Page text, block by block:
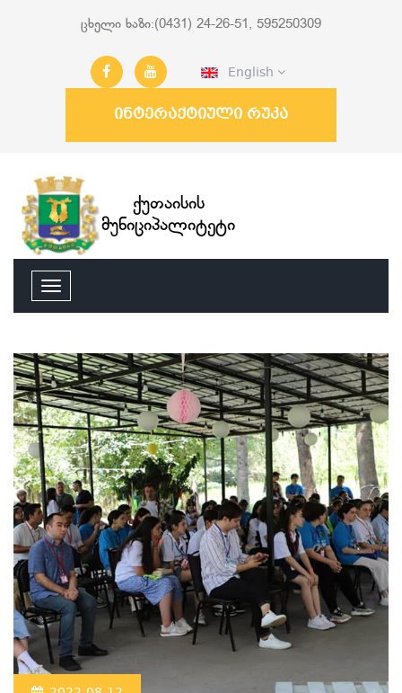
ცხელი ხაზი:(0431) 24-26-51, 595250309
English
ინტერაქტიული რუკა
ქუთაისის
მუნიციპალიტეტი